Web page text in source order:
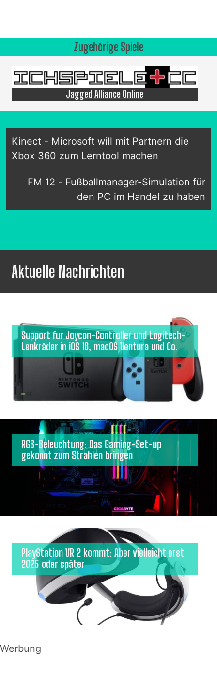
Zugehörige Spiele
Jagged Alliance Online
Kinect - Microsoft will mit Partnern die
Xbox 360 zum Lerntool machen
FM 12 - Fußballmanager-Simulation für
den PC im Handel zu haben
Aktuelle Nachrichten
Support für Joycon-Controller und Logitech-
Lenkräder in iOS 16, macOS Ventura und Co.
RGB-Beleuchtung: Das Gaming-Set-up
gekonnt zum Strahlen bringen
PlayStation VR 2 kommt: Aber vielleicht erst
2025 oder später
Werbung